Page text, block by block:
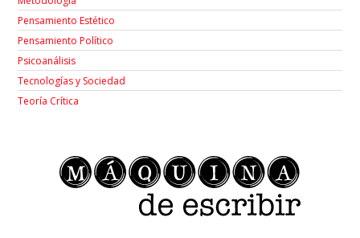
Pensamiento Estético
Pensamiento Político
Psicoanálisis
Tecnologías y Sociedad
Teoría Crítica